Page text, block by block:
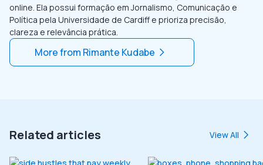
online. Ela possui formação em Jornalismo, Comunicação e
Política pela Universidade de Cardiff e prioriza precisão,
clareza e relevância prática.
More from Rimante Kudabe
Related articles View All